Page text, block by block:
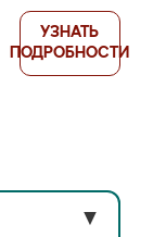
УЗНАТЬ
ПОДРОБНОСТИ
▼